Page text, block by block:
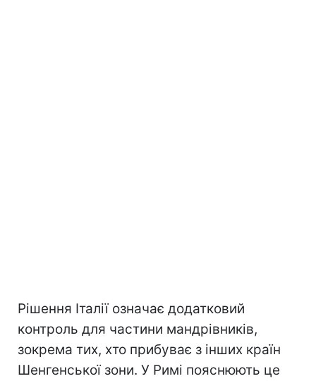
Рішення Італії означає додатковий
контроль для частини мандрівників,
зокрема тих, хто прибуває з інших країн
Шенгенської зони. У Римі пояснюють це